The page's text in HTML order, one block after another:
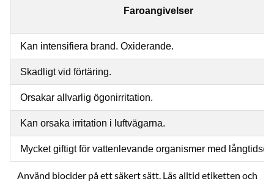
Faroangivelser
Kan intensifiera brand. Oxiderande.
Skadligt vid förtäring.
Orsakar allvarlig ögonirritation.
Kan orsaka irritation i luftvägarna.
Mycket giftigt för vattenlevande organismer med
Använd biocider på ett säkert sätt. Läs alltid etiketten och